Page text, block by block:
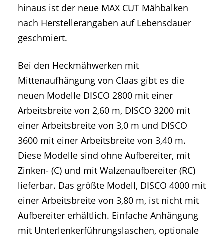
hinaus ist der neue MAX CUT Mähbalken
nach Herstellerangaben auf Lebensdauer
geschmiert.
Bei den Heckmähwerken mit
Mittenaufhängung von Claas gibt es die
neuen Modelle DISCO 2800 mit einer
Arbeitsbreite von 2,60 m, DISCO 3200 mit
einer Arbeitsbreite von 3,0 m und DISCO
3600 mit einer Arbeitsbreite von 3,40 m.
Diese Modelle sind ohne Aufbereiter, mit
Zinken- (C) und mit Walzenaufbereiter (RC)
lieferbar. Das größte Modell, DISCO 4000 mit
einer Arbeitsbreite von 3,80 m, ist nicht mit
Aufbereiter erhältlich. Einfache Anhängung
mit Unterlenkerführungslaschen, optionale